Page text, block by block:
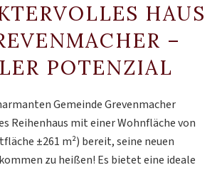
HAUS
–
POTENZIAL
Gemeinde Grevenmacher
Reihenhaus mit einer Wohnfläche von
±261 m²) bereit, seine neuen
zu heißen! Es bietet eine ideale